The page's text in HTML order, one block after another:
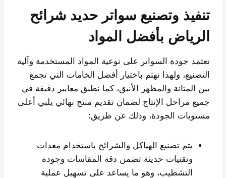
تنفيذ وتصنيع سواتر حديد شرائح
الرياض بأفضل المواد
تعتمد جودة السواتر على نوعية المواد المستخدمة وآلية
التصنيع، ولهذا نهتم باختيار أفضل الخامات التي تجمع
بين المتانة والمظهر الأنيق، كما نطبق معايير دقيقة في
جميع مراحل الإنتاج لضمان تقديم منتج نهائي يلبي أعلى
مستويات الجودة، وذلك عن طريق:
يتم تصنيع الهياكل والشرائح باستخدام معدات
وتقنيات حديثة تضمن دقة المقاسات وجودة
التشطيب، وهو ما يساعد على تسهيل عملية